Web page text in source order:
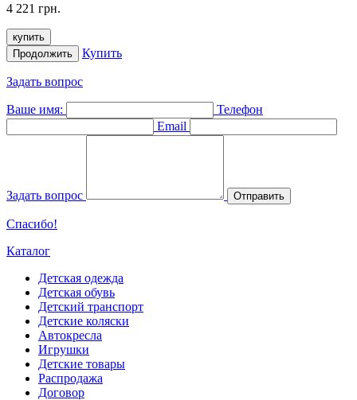
4 221 грн.
купить
Продолжить
Купить
Задать вопрос
Ваше имя:
Телефон
Email
Задать вопрос Отправить
Спасибо!
Каталог
Детская одежда
Детская обувь
Детский транспорт
Детские коляски
Автокресла
Игрушки
Детские товары
Распродажа
Договор